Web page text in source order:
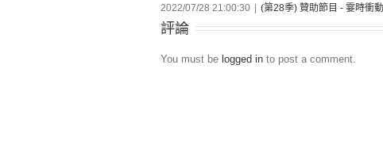
2022/07/28 21:00:30 (第28季) 贊助節目 - 霎時衝動
評論
You must be logged in to post a comment.